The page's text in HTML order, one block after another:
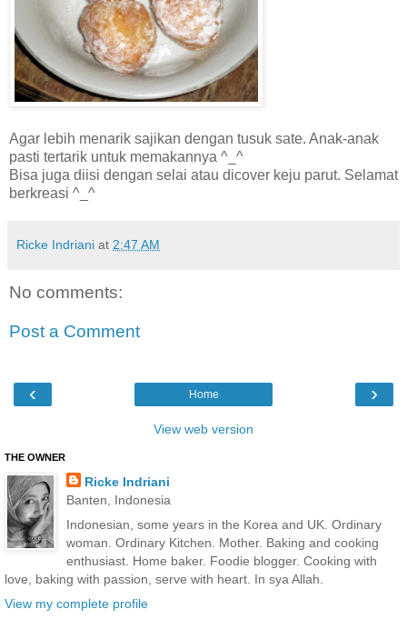
Agar lebih menarik sajikan dengan tusuk sate. Anak-anak
pasti tertarik untuk memakannya ^_^
Bisa juga diisi dengan selai atau dicover keju parut. Selamat
berkreasi ^_^
Ricke Indriani at 2:47 AM
No comments:
Post a Comment
‹ ›
Home
View web version
THE OWNER
Ricke Indriani
Banten, Indonesia
Indonesian, some years in the Korea and UK. Ordinary
woman. Ordinary Kitchen. Mother. Baking and cooking
enthusiast. Home baker. Foodie blogger. Cooking with
love, baking with passion, serve with heart. In sya Allah.
View my complete profile